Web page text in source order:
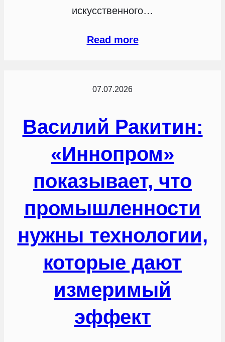
искусственного…
Read more
07.07.2026
Василий Ракитин:
«Иннопром»
показывает, что
промышленности
нужны технологии,
которые дают
измеримый
эффект